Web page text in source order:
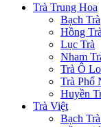
Trà Trung Hoa
Bạch Trà
Hồng Trà
Lục Trà
Nham
Trà Ô
Trà Phổ
Huyền
Trà Việt
Bạch